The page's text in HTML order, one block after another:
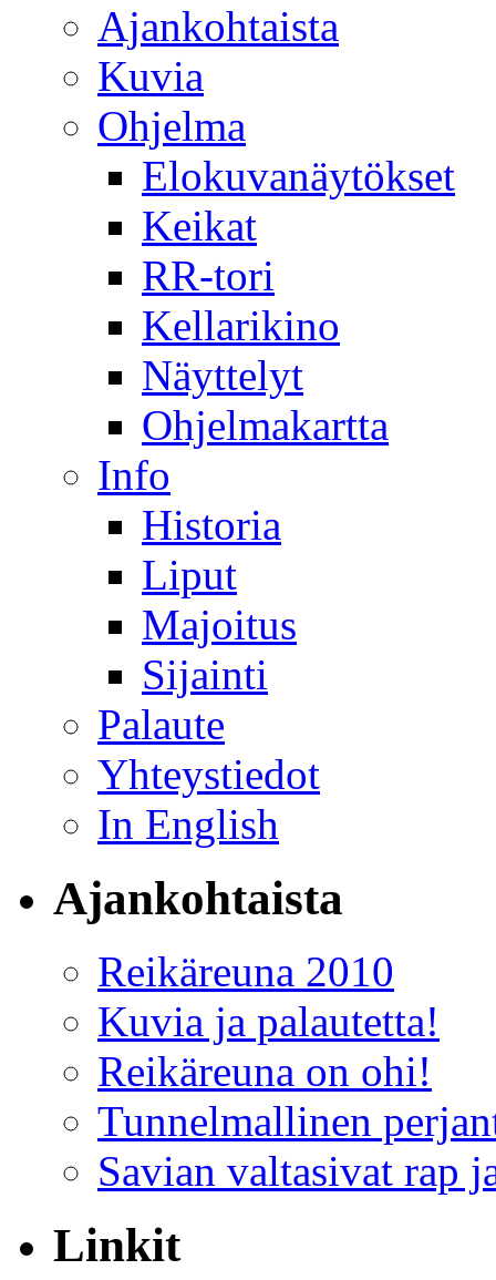
Ajankohtaista
Kuvia
Ohjelma
Elokuvanäytökset
Keikat
RR-tori
Kellarikino
Näyttelyt
Ohjelmakartta
Info
Historia
Liput
Majoitus
Sijainti
Palaute
Yhteystiedot
In English
Ajankohtaista
Reikäreuna 2010
Kuvia ja palautetta!
Reikäreuna on ohi!
Tunnelmallinen
Savian valtasivat rap
Linkit